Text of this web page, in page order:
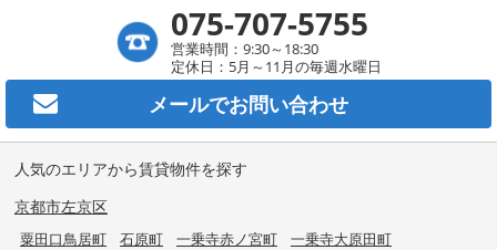
075-707-5755
営業時間：9:30～18:30
定休日：5月～11月の毎週水曜日
メールでお問い合わせ
人気のエリアから賃貸物件を探す
京都市左京区
粟田口鳥居町 石原町 一乗寺赤ノ宮町
一乗寺大原田町